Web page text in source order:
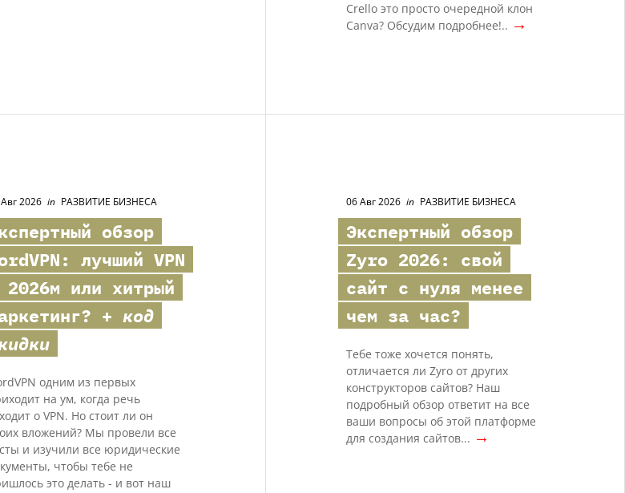
Crello это просто очередной клон
Canva? Обсудим подробнее!.. →
2026 in РАЗВИТИЕ БИЗНЕСА
обзор
: лучший VPN
2026м или хитрый
+ код
одним из первых
на ум, когда речь
о VPN. Но стоит ли он
вложений? Мы провели все
и изучили все юридические
чтобы тебе не
это делать - и вот наш
06 Авг 2026 in РАЗВИТИЕ БИЗНЕСА
Экспертный обзор
Zyro 2026: свой
сайт с нуля менее
чем за час?
Тебе тоже хочется понять,
отличается ли Zyro от других
конструкторов сайтов? Наш
подробный обзор ответит на все
ваши вопросы об этой платформе
для создания сайтов... →